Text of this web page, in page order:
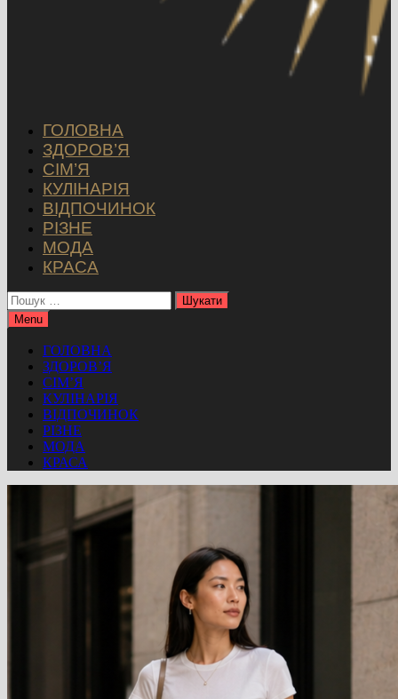
ГОЛОВНА
ЗДОРОВ’Я
СІМ’Я
КУЛІНАРІЯ
ВІДПОЧИНОК
РІЗНЕ
МОДА
КРАСА
Пошук:
Menu
ГОЛОВНА
ЗДОРОВ’Я
СІМ’Я
КУЛІНАРІЯ
ВІДПОЧИНОК
РІЗНЕ
МОДА
КРАСА